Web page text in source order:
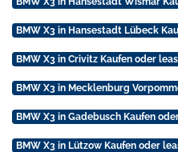
BMW X3 in Hansestadt Lübeck
BMW X3 in Crivitz Kaufen oder
BMW X3 in Mecklenburg
BMW X3 in Gadebusch Kaufen
BMW X3 in Lützow Kaufen oder